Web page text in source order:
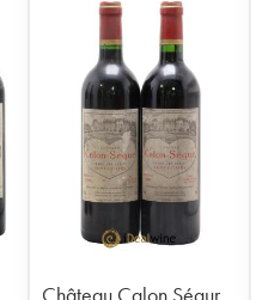
Château Calon Ségur